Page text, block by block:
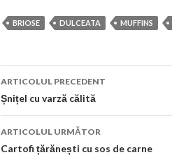
BRIOSE DULCEATA MUFFINS
Navigare
în
articol
ARTICOLUL PRECEDENT
Șnițel cu varză călită
ARTICOLUL URMĂTOR
Cartofi țărănești cu sos de carne